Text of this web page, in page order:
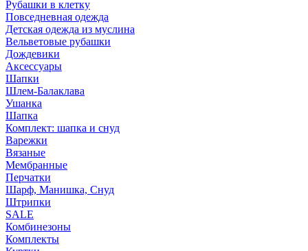
Рубашки в клетку
Повседневная одежда
Детская одежда из муслина
Вельветовые рубашки
Дождевики
Аксессуары
Шапки
Шлем-Балаклава
Ушанка
Шапка
Комплект: шапка и снуд
Варежки
Вязаные
Мембранные
Перчатки
Шарф, Манишка, Снуд
Штрипки
SALE
Комбинезоны
Комплекты